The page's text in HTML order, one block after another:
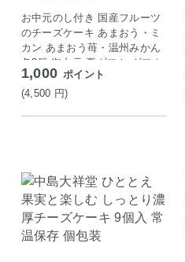
お中元のし付き 国産フルーツ
のチーズケーキ あまおう・ミ
カン あまおう苺・温州みかん
各3個 御中元 夏ギフト ギフト
贈答
1,000 ポイント
(4,500 円)